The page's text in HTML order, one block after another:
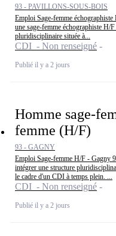
93 - PAVILLONS-SOUS-BOIS
Emploi Sage-femme
une sage-femme échographiste H/
pluridisciplinaire située à...
CDI - Non renseigné
Publié il y a 2 jours
Homme sage-
femme (H/F)
93 - GAGNY
Emploi Sage-femme H/F - Gagny
intégrer une structure
le cadre d'un CDI à temps plein. ...
CDI - Non renseigné
Publié il y a 2 jours